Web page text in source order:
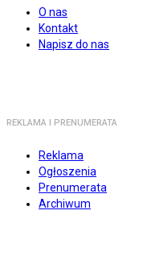
O nas
Kontakt
Napisz do nas
REKLAMA I PRENUMERATA
Reklama
Ogłoszenia
Prenumerata
Archiwum